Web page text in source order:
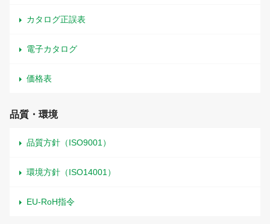
カタログ正誤表
電子カタログ
価格表
品質・環境
品質方針（ISO9001）
環境方針（ISO14001）
EU-RoH指令